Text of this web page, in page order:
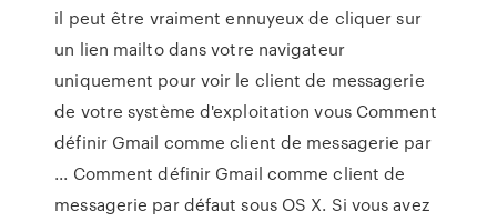
il peut être vraiment ennuyeux de cliquer sur
un lien mailto dans votre navigateur
uniquement pour voir le client de messagerie
de votre système d'exploitation vous Comment
définir Gmail comme client de messagerie par
... Comment définir Gmail comme client de
messagerie par défaut sous OS X. Si vous avez